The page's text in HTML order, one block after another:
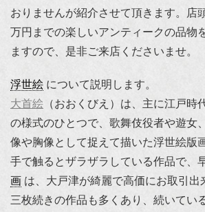
おりませんが紹介させて頂きます。店
万円までの楽しいアンティークの品物
ますので、是非ご来店くださいませ。
浮世絵 について説明します。
大首絵 （おおくびえ）は、主に江戸時
の様式のひとつで、歌舞伎役者や遊女
像や胸像として捉えて描いた浮世絵版
手で触るとザラザラしている作品で、
画 は、大戸津が綺麗で高価にお取引出
三枚続きの作品も多くあり、続いてい